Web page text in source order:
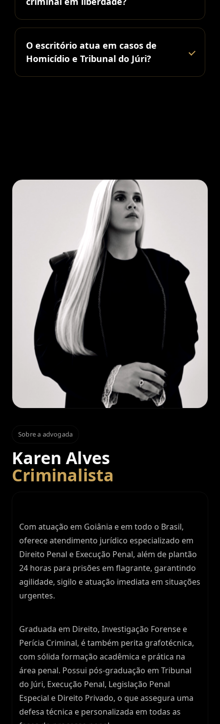
O escritório atua em casos de
Homicídio e Tribunal do Júri?
Sobre a advogada
Karen Alves
Criminalista
Com atuação em Goiânia e em todo o Brasil,
oferece atendimento jurídico especializado em
Direito Penal e Execução Penal, além de plantão
24 horas para prisões em flagrante, garantindo
agilidade, sigilo e atuação imediata em situações
urgentes.
Graduada em Direito, Investigação Forense e
Perícia Criminal, é também perita grafotécnica,
com sólida formação acadêmica e prática na
área penal. Possui pós-graduação em Tribunal
do Júri, Execução Penal, Legislação Penal
Especial e Direito Privado, o que assegura uma
defesa técnica e personalizada em todas as